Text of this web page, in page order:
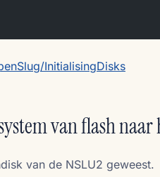
InitialisingDisks
van flash
van de NSLU2 geweest.